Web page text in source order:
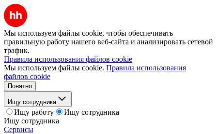
Мы используем файлы cookie, чтобы обеспечивать
правильную работу нашего веб-сайта и анализировать сетевой
трафик.
Правила использования файлов cookie
Мы используем файлы cookie. Правила использования
файлов cookie
Понятно
Ищу сотрудника
Ищу работу
Ищу сотрудника
Ищу сотрудника
Сервисы